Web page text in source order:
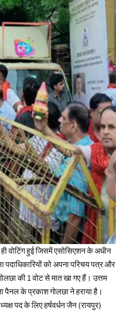
वोटिंग हुई जिसमें एसोसिएशन के अधीन
को अपना परिचय पत्र और
की 1 वोट से मात खा गए हैं। उत्तम
पैनल के प्रकाश गोलछा ने हराया है।
पद के लिए हर्षवर्धन जैन (रायपुर)